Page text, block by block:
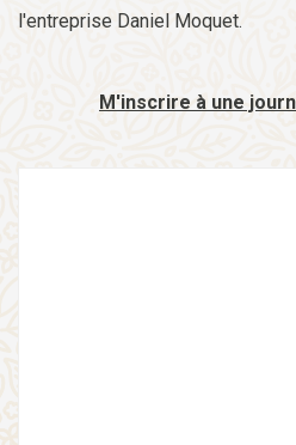
l'entreprise Daniel Moquet.
M'inscrire à une